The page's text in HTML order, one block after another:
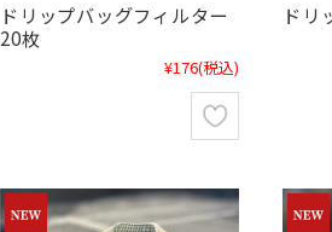
ドリップバッグフィルター
20枚
¥176(税込)
ドリ